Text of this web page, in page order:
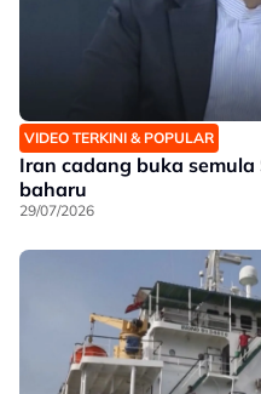
VIDEO TERKINI & POPULAR
Iran cadang buka
baharu
29/07/2026